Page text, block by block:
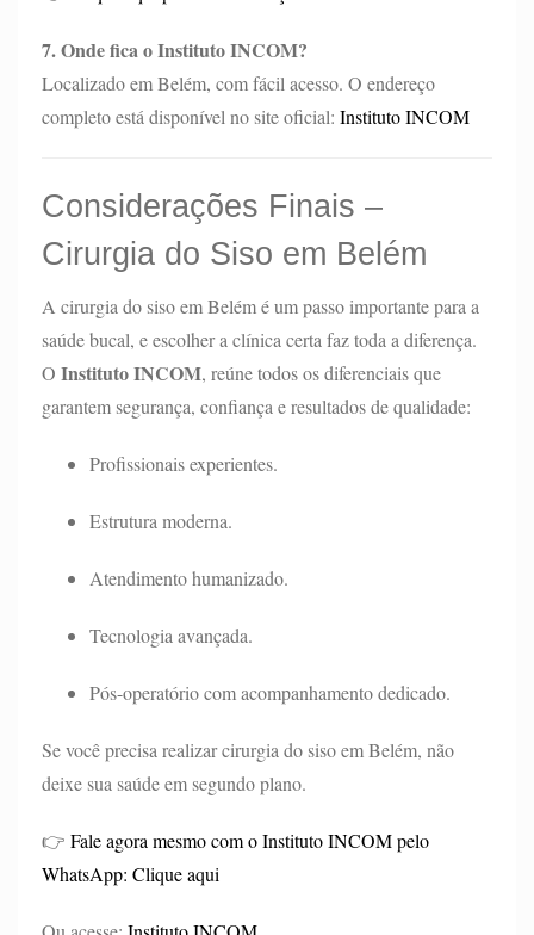
7. Onde fica o Instituto INCOM?
Localizado em Belém, com fácil acesso. O endereço
completo está disponível no site oficial: Instituto INCOM
Considerações Finais –
Cirurgia do Siso em Belém
A cirurgia do siso em Belém é um passo importante para a
saúde bucal, e escolher a clínica certa faz toda a diferença.
O Instituto INCOM, reúne todos os diferenciais que
garantem segurança, confiança e resultados de qualidade:
Profissionais experientes.
Estrutura moderna.
Atendimento humanizado.
Tecnologia avançada.
Pós-operatório com acompanhamento dedicado.
Se você precisa realizar cirurgia do siso em Belém, não
deixe sua saúde em segundo plano.
👉 Fale agora mesmo com o Instituto INCOM pelo
WhatsApp: Clique aqui